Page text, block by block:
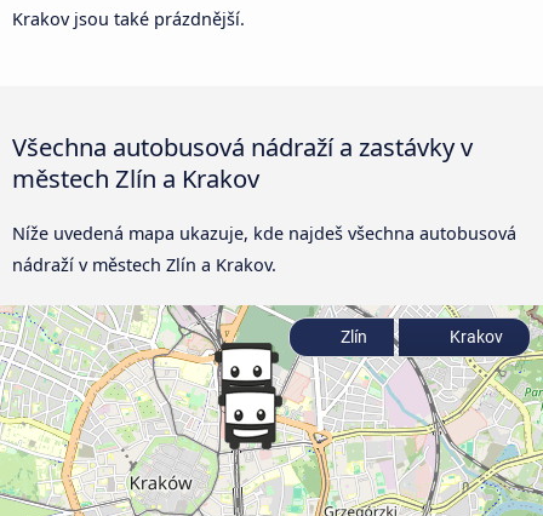
Krakov jsou také prázdnější.
Všechna autobusová nádraží a zastávky v
městech Zlín a Krakov
Níže uvedená mapa ukazuje, kde najdeš všechna autobusová
nádraží v městech Zlín a Krakov.
Zlín Krakov